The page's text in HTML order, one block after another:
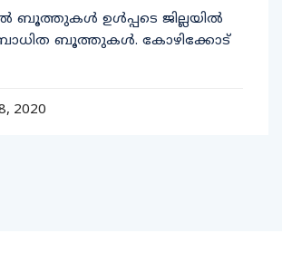
ബൂത്തുകള്‍ ഉള്‍പ്പടെ ജില്ലയില്‍
ബൂത്തുകള്‍. കോഴിക്കോട്
2020